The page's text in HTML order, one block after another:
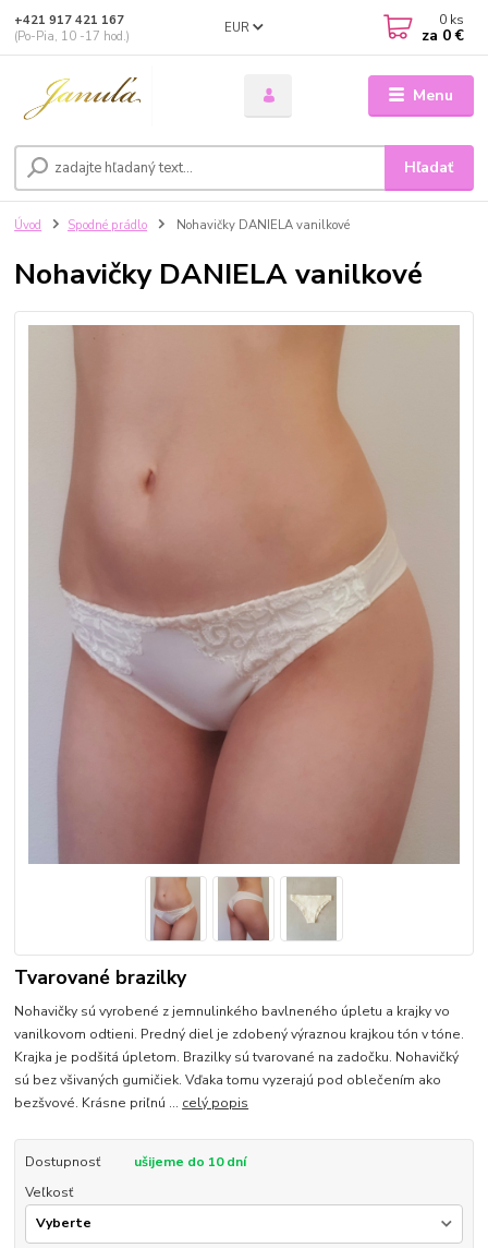
Menu
EUR
Hľadať
+421 917 421 167
(Po-Pia, 10 -17 hod.)
0 ks
za 0 €
Úvod Spodné prádlo Nohavičky DANIELA vanilkové
Nohavičky DANIELA vanilkové
Tvarované brazilky
Nohavičky sú vyrobené z jemnulinkého bavlneného úpletu a krajky vo
vanilkovom odtieni. Predný diel je zdobený výraznou krajkou tón v tóne.
Krajka je podšitá úpletom. Brazilky sú tvarované na zadočku. Nohavičký
sú bez všivaných gumičiek. Vďaka tomu vyzerajú pod oblečením ako
bezšvové. Krásne priľnú ... celý popis
Dostupnosť
ušijeme do 10 dní
Veľkosť